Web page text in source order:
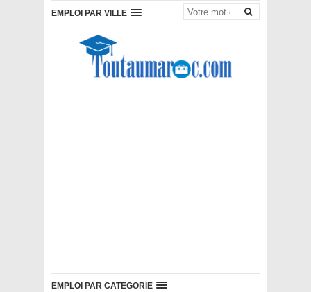
EMPLOI PAR VILLE
EMPLOI PAR CATEGORIE